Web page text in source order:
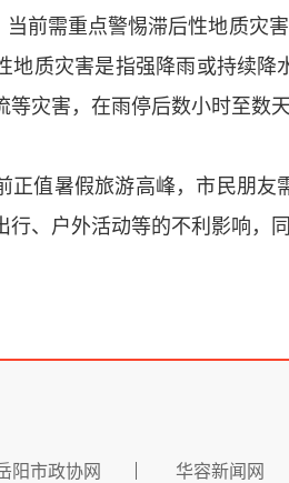
当前需重点警惕滞后性地质灾
地质灾害是指强降雨或持续
等灾害，在雨停后数小时至数
正值暑假旅游高峰，市民朋
行、户外活动等的不利影响，
阳市政协网
华容新闻网